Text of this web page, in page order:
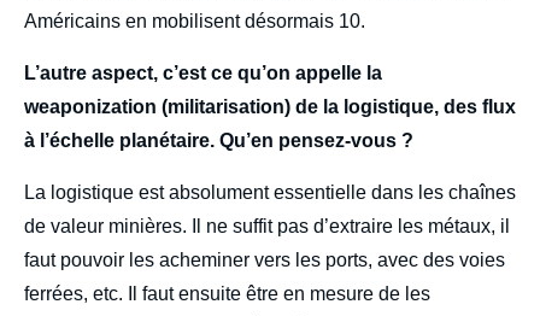
Américains en mobilisent désormais 10.
L’autre aspect, c’est ce qu’on appelle la
weaponization (militarisation) de la logistique, des flux
à l’échelle planétaire. Qu’en pensez-vous ?
La logistique est absolument essentielle dans les chaînes
de valeur minières. Il ne suffit pas d’extraire les métaux, il
faut pouvoir les acheminer vers les ports, avec des voies
ferrées, etc. Il faut ensuite être en mesure de les